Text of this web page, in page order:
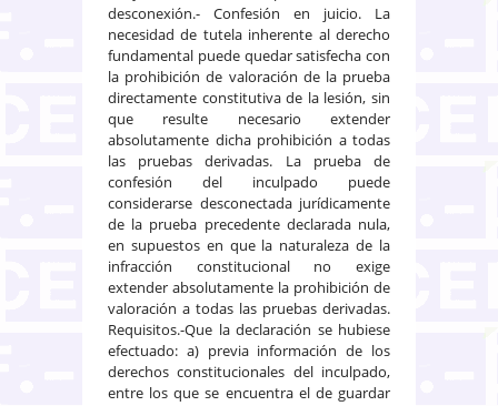
desconexión.- Confesión en juicio. La
necesidad de tutela inherente al derecho
fundamental puede quedar satisfecha con
la prohibición de valoración de la prueba
directamente constitutiva de la lesión, sin
que resulte necesario extender
absolutamente dicha prohibición a todas
las pruebas derivadas. La prueba de
confesión del inculpado puede
considerarse desconectada jurídicamente
de la prueba precedente declarada nula,
en supuestos en que la naturaleza de la
infracción constitucional no exige
extender absolutamente la prohibición de
valoración a todas las pruebas derivadas.
Requisitos.-Que la declaración se hubiese
efectuado: a) previa información de los
derechos constitucionales del inculpado,
entre los que se encuentra el de guardar